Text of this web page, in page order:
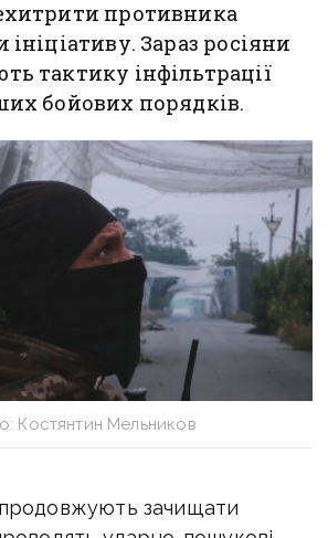
противника
Зараз росіяни
тактику інфільтрації
бойових порядків.
Костянтин Мельников
зачищати